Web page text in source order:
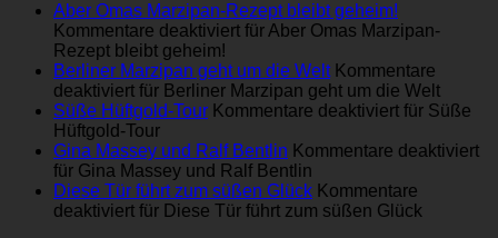
Aber Omas Marzipan-Rezept bleibt geheim!
Kommentare deaktiviert für Aber Omas Marzipan-
Rezept bleibt geheim!
Berliner Marzipan geht um die Welt Kommentare
deaktiviert für Berliner Marzipan geht um die Welt
Süße Hüftgold-Tour Kommentare deaktiviert für Süße
Hüftgold-Tour
Gina Massey und Ralf Bentlin Kommentare deaktiviert
für Gina Massey und Ralf Bentlin
Die­se Tür führt zum süßen Glück Kommentare
deaktiviert für Die­se Tür führt zum süßen Glück